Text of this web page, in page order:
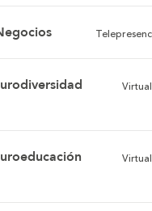
Virtual
Virtual